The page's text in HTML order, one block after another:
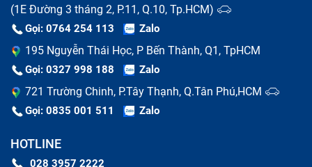
Một vấn đề khác là màu sắc hiển thị sai lệch, màn hình
bị tối đen, tối mờ hoặc không lên là dấu hiệu nghiêm
trọng, có thể do lỗi đèn nền hoặc cáp kết
nối, blacklight, Cable LCD, cao áp. Ngoài ra, bạn cũng
có thể gặp phải hiện tượng màn hình bị vỡ, móp méo,
màn hình bị mờ, xuất hiện điểm chết (dead pixel) hoặc
Các vấn đề khác bao gồm hiện tượng ghosting (hình
(1E Đường 3 tháng 2, P.11, Q.10, Tp.HCM)
Gọi: 0764 254 113 Zalo
195 Nguyễn Thái Học, P Bến Thành, Q1, TpHCM
Gọi: 0327 998 188 Zalo
721 Trường Chinh, P.Tây Thạnh, Q.Tân Phú,HCM
Gọi: 0835 001 511 Zalo
HOTLINE
028 3957 2222